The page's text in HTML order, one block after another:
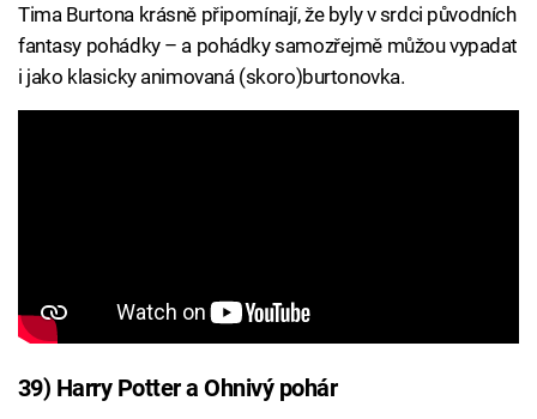
Tima Burtona krásně připomínají, že byly v srdci původních
fantasy pohádky – a pohádky samozřejmě můžou vypadat
i jako klasicky animovaná (skoro)burtonovka.
39) Harry Potter a Ohnivý pohár